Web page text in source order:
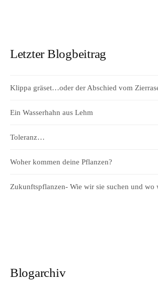
Letzter Blogbeitrag
Klippa gräset…oder der Abschied vom
Ein Wasserhahn aus Lehm
Toleranz…
Woher kommen deine Pflanzen?
Zukunftspflanzen- Wie wir sie suchen und wo
Blogarchiv